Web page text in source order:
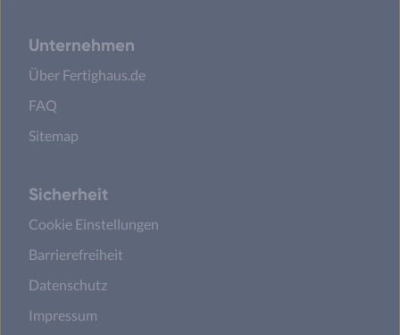
Unternehmen
Über Fertighaus.de
FAQ
Sitemap
Sicherheit
Cookie Einstellungen
Barrierefreiheit
Datenschutz
Impressum